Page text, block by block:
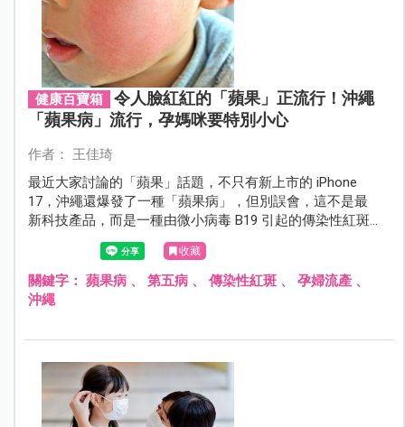
健康百寶箱
令人臉紅紅的「蘋果」正流行！沖繩
「蘋果病」流行，孕媽咪要特別小心
作者： 王佳琦
最近大家討論的「蘋果」話題，不只有新上市的 iPhone
17，沖繩還爆發了一種「蘋果病」，但別誤會，這不是最
新科技產品，而是一種由微小病毒 B19 引起的傳染性紅斑
症。當地病例數在短短一週內就突破警戒值，讓旅人和家
長族群不得不提高警覺。收藏
關鍵字： 蘋果病、 第五病、 傳染性紅斑、 孕婦流產、
沖繩